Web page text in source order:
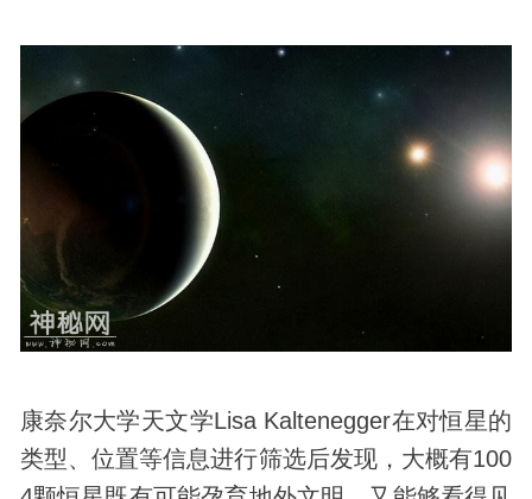
康奈尔大学天文学Lisa Kaltenegger在对恒星的
类型、位置等信息进行筛选后发现，大概有100